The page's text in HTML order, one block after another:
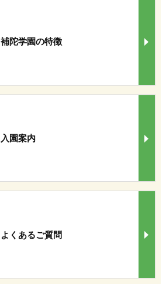
補陀学園の特徴
入園案内
よくあるご質問